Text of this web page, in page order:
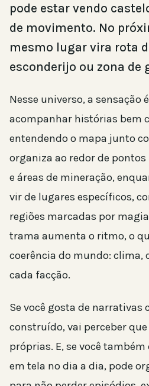
pode estar vendo
de movimento. No
mesmo lugar vira rota
esconderijo ou zona de
Nesse universo, a sensação
acompanhar histórias bem
entendendo o mapa junto
organiza ao redor de
e áreas de mineração,
vir de lugares específicos,
regiões marcadas por
trama aumenta o ritmo, o
coerência do mundo: clima,
cada facção.
Se você gosta de narrativas
construído, vai perceber
próprias. E, se você
em tela no dia a dia, pode